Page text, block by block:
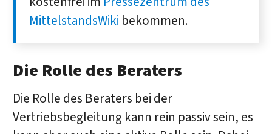
MittelstandsWiki bekommen.
Die Rolle des Beraters
Die Rolle des Beraters bei der
Vertriebsbegleitung kann rein passiv sein, es